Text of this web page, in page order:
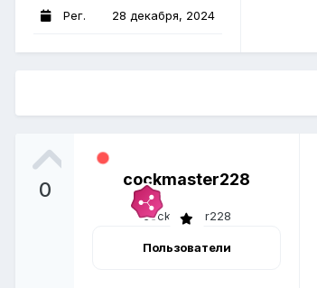
Рег. 28 декабря, 2024
0 cockmaster228
Пользователи